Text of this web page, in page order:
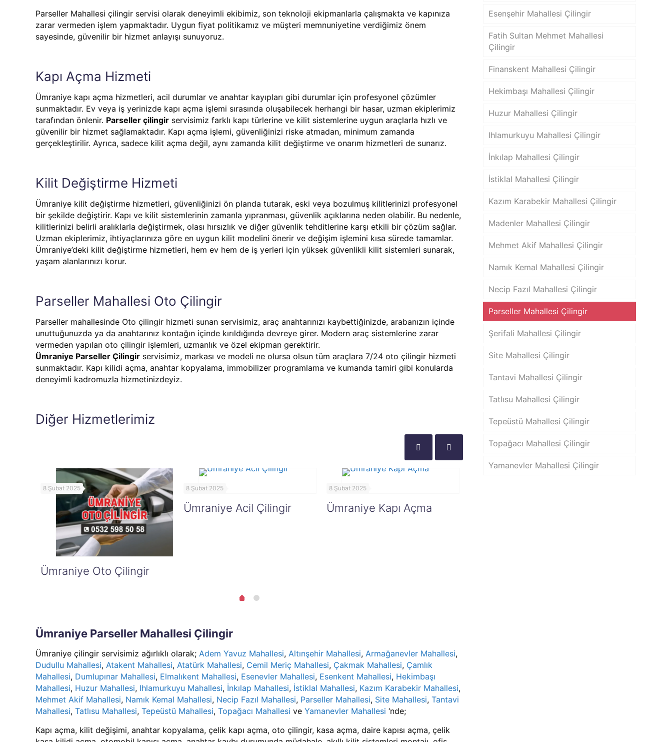
Parseller Mahallesi çilingir servisi olarak deneyimli ekibimiz, son teknoloji ekipmanlarla çalışmakta ve kapınıza
zarar vermeden işlem yapmaktadır. Uygun fiyat politikamız ve müşteri memnuniyetine verdiğimiz önem
sayesinde, güvenilir bir hizmet anlayışı sunuyoruz.
Kapı Açma Hizmeti
Ümraniye kapı açma hizmetleri, acil durumlar ve anahtar kayıpları gibi durumlar için profesyonel çözümler
sunmaktadır. Ev veya iş yerinizde kapı açma işlemi sırasında oluşabilecek herhangi bir hasar, uzman ekiplerimiz
tarafından önlenir. Parseller çilingirservisimiz farklı kapı türlerine ve kilit sistemlerine uygun araçlarla hızlı ve
güvenilir bir hizmet sağlamaktadır. Kapı açma işlemi, güvenliğinizi riske atmadan, minimum zamanda
gerçekleştirilir. Ayrıca, sadece kilit açma değil, aynı zamanda kilit değiştirme ve onarım hizmetleri de sunarız.
Kilit Değiştirme Hizmeti
Ümraniye kilit değiştirme hizmetleri, güvenliğinizi ön planda tutarak, eski veya bozulmuş kilitlerinizi profesyonel
bir şekilde değiştirir. Kapı ve kilit sistemlerinin zamanla yıpranması, güvenlik açıklarına neden olabilir. Bu nedenle,
kilitlerinizi belirli aralıklarla değiştirmek, olası hırsızlık ve diğer güvenlik tehditlerine karşı etkili bir çözüm sağlar.
Uzman ekiplerimiz, ihtiyaçlarınıza göre en uygun kilit modelini önerir ve değişim işlemini kısa sürede tamamlar.
Ümraniye’deki kilit değiştirme hizmetleri, hem ev hem de iş yerleri için yüksek güvenlikli kilit sistemleri sunarak,
yaşam alanlarınızı korur.
Parseller Mahallesi Oto Çilingir
Parseller mahallesinde Oto çilingir hizmeti sunan servisimiz, araç anahtarınızı kaybettiğinizde, arabanızın içinde
unuttuğunuzda ya da anahtarınız kontağın içinde kırıldığında devreye girer. Modern araç sistemlerine zarar
vermeden yapılan oto çilingir işlemleri, uzmanlık ve özel ekipman gerektirir.
Ümraniye Parseller Çilingirservisimiz, markası ve modeli ne olursa olsun tüm araçlara 7/24 oto çilingir hizmeti
sunmaktadır. Kapı kilidi açma, anahtar kopyalama, immobilizer programlama ve kumanda tamiri gibi konularda
deneyimli kadromuzla hizmetinizdeyiz.
Diğer Hizmetlerimiz
8 Şubat 2025
Ümraniye Oto Çilingir
8 Şubat 2025
Ümraniye Acil Çilingir
8 Şubat 2025
Ümraniye Kapı Açma
Ümraniye Parseller Mahallesi Çilingir
Ümraniye çilingir servisimiz ağırlıklı olarak; Adem Yavuz Mahallesi, Altınşehir Mahallesi, Armağanevler Mahallesi,
Dudullu Mahallesi, Atakent Mahallesi, Atatürk Mahallesi, Cemil Meriç Mahallesi, Çakmak Mahallesi, Çamlık
Mahallesi, Dumlupınar Mahallesi, Elmalıkent Mahallesi, Esenevler Mahallesi, Esenkent Mahallesi, Hekimbaşı
Mahallesi, Huzur Mahallesi, Ihlamurkuyu Mahallesi, İnkılap Mahallesi, İstiklal Mahallesi, Kazım Karabekir Mahallesi,
Mehmet Akif Mahallesi, Namık Kemal Mahallesi, Necip Fazıl Mahallesi, Parseller Mahallesi, Site Mahallesi, Tantavi
Mahallesi, Tatlısu Mahallesi, Tepeüstü Mahallesi, Topağacı Mahallesi ve Yamanevler Mahallesi ‘nde;
Kapı açma, kilit değişimi, anahtar kopyalama, çelik kapı açma, oto çilingir, kasa açma, daire kapısı açma, çelik
Esenşehir Mahallesi Çilingir
Fatih Sultan Mehmet Mahallesi
Çilingir
Finanskent Mahallesi Çilingir
Hekimbaşı Mahallesi Çilingir
Huzur Mahallesi Çilingir
Ihlamurkuyu Mahallesi Çilingir
İnkılap Mahallesi Çilingir
İstiklal Mahallesi Çilingir
Kazım Karabekir Mahallesi Çilingir
Madenler Mahallesi Çilingir
Mehmet Akif Mahallesi Çilingir
Namık Kemal Mahallesi Çilingir
Necip Fazıl Mahallesi Çilingir
Parseller Mahallesi Çilingir
Şerifali Mahallesi Çilingir
Site Mahallesi Çilingir
Tantavi Mahallesi Çilingir
Tatlısu Mahallesi Çilingir
Tepeüstü Mahallesi Çilingir
Topağacı Mahallesi Çilingir
Yamanevler Mahallesi Çilingir